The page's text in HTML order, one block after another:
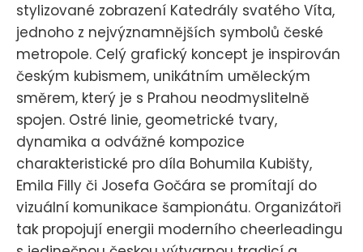
stylizované zobrazení Katedrály svatého Víta,
jednoho z nejvýznamnějších symbolů české
metropole. Celý grafický koncept je inspirován
českým kubismem, unikátním uměleckým
směrem, který je s Prahou neodmyslitelně
spojen. Ostré linie, geometrické tvary,
dynamika a odvážné kompozice
charakteristické pro díla Bohumila Kubišty,
Emila Filly či Josefa Gočára se promítají do
vizuální komunikace šampionátu. Organizátoři
tak propojují energii moderního cheerleadingu